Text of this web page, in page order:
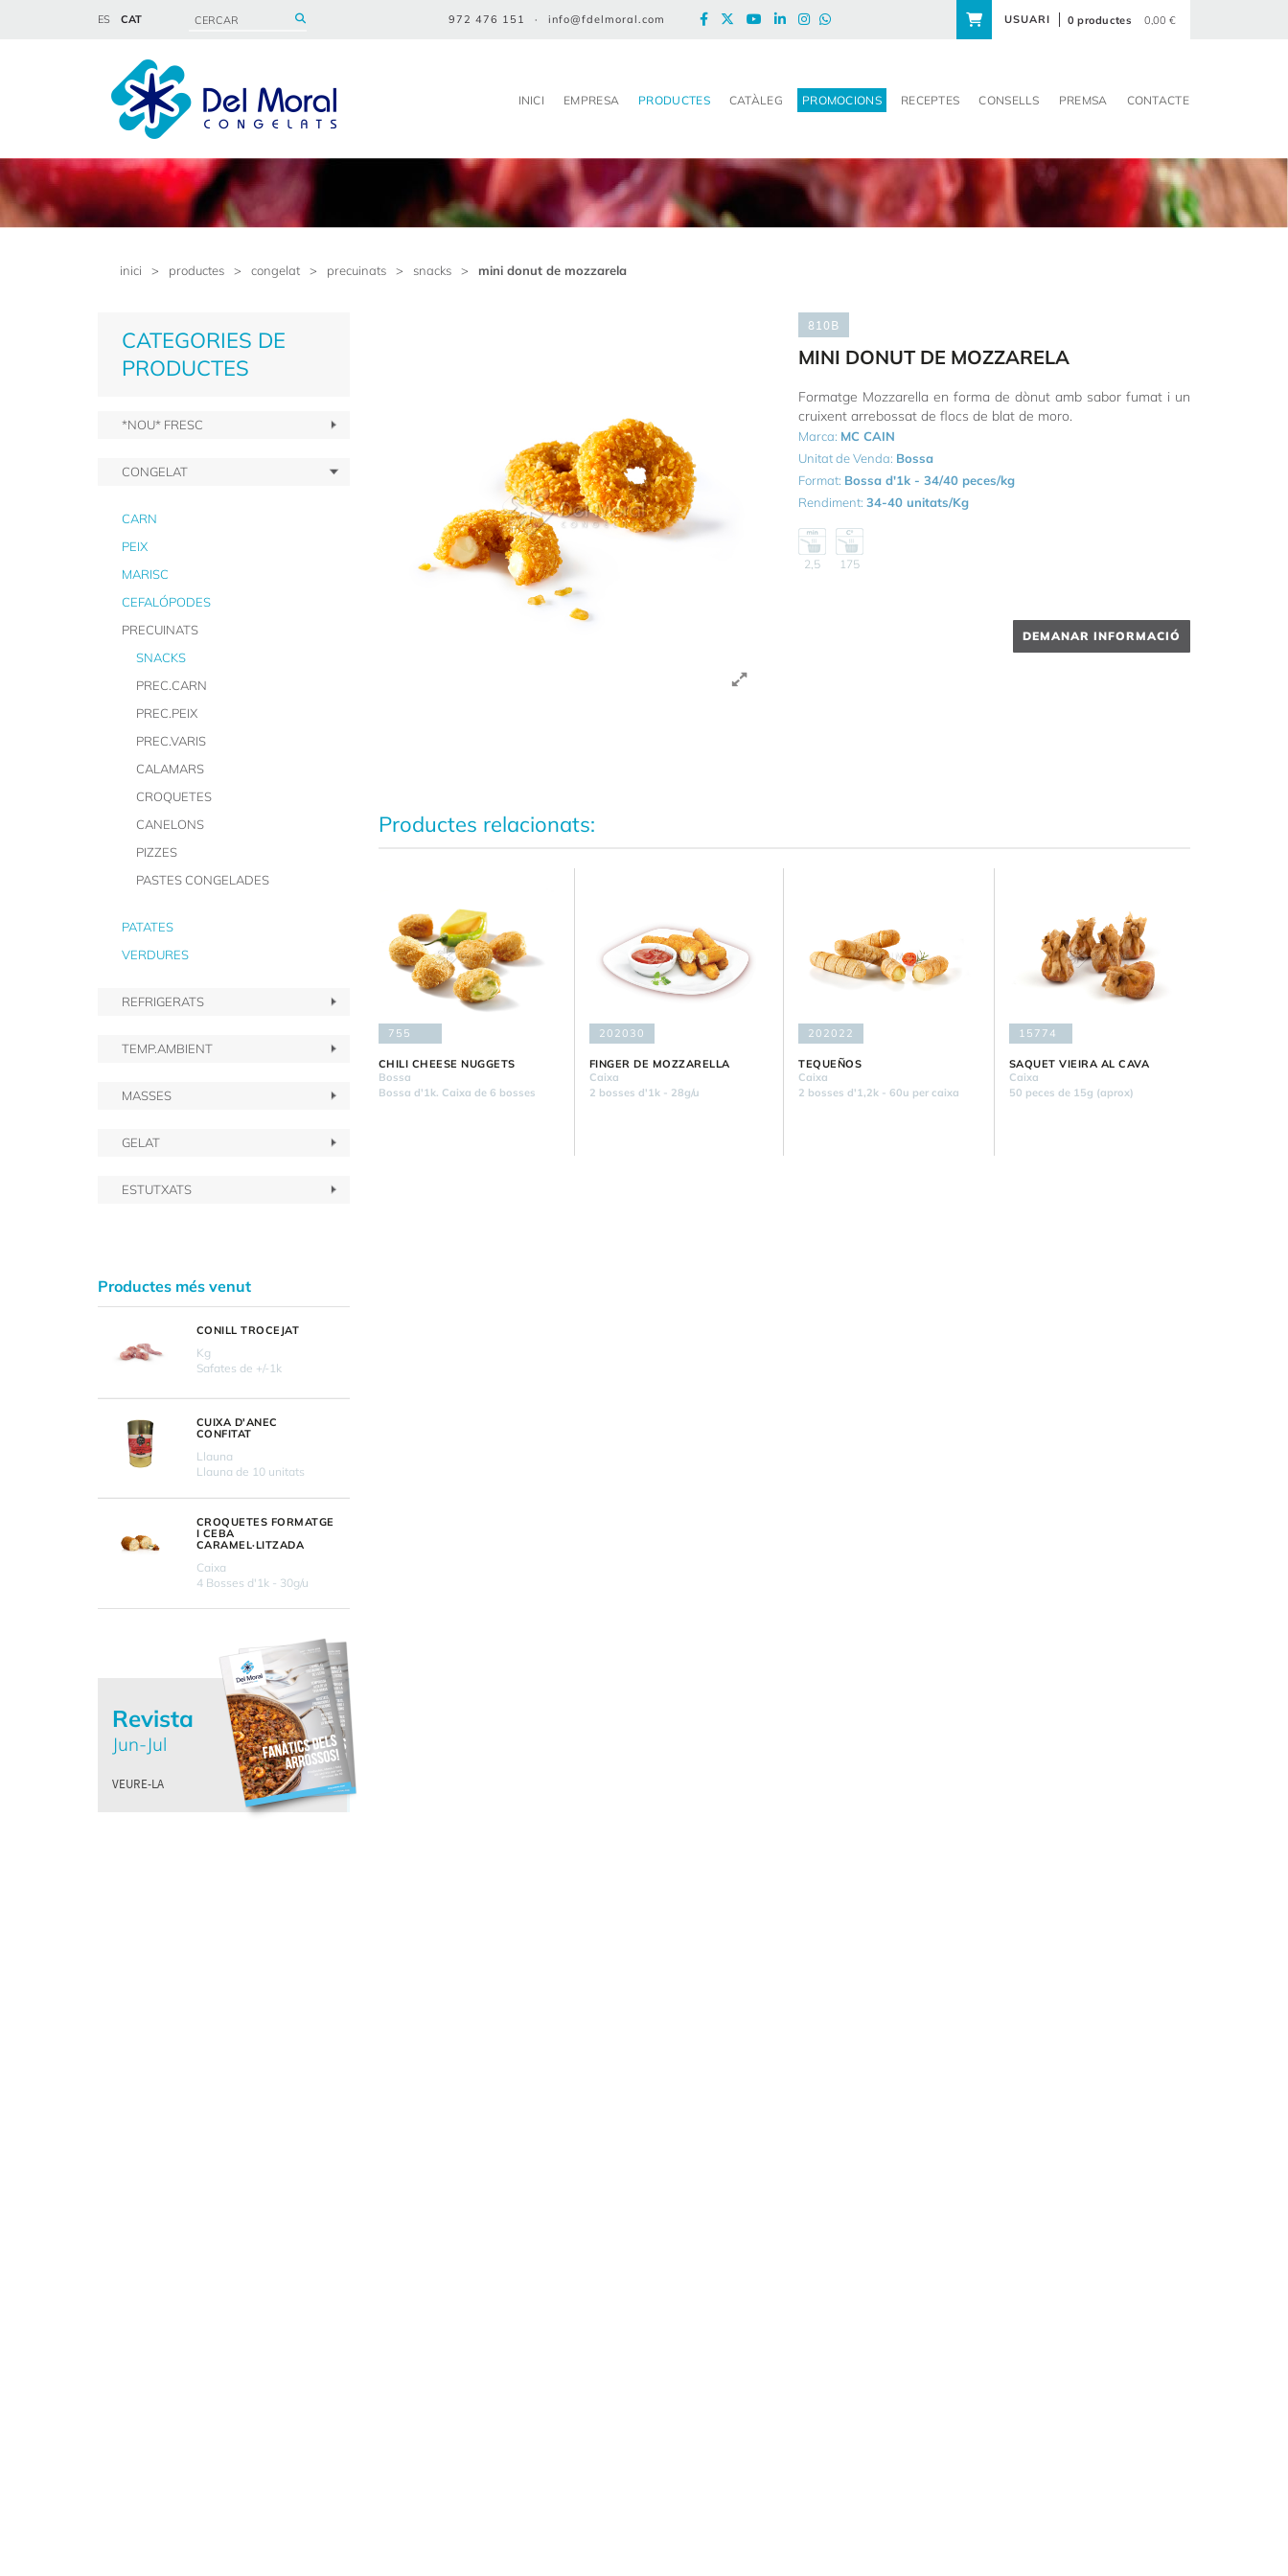
ES CAT 972 476 151 · info@fdelmoral.com USUARI 0 productes 0,00 €
INICI EMPRESA PRODUCTES CATÀLEG PROMOCIONS RECEPTES CONSELLS PREMSA CONTACTE
inici > productes > congelat > precuinats > snacks > mini donut de mozzarela
CATEGORIES DE
PRODUCTES
*NOU* FRESC
CONGELAT
CARN
PEIX
MARISC
CEFALÓPODES
PRECUINATS
SNACKS
PREC.CARN
PREC.PEIX
PREC.VARIS
CALAMARS
CROQUETES
CANELONS
PIZZES
PASTES CONGELADES
PATATES
VERDURES
REFRIGERATS
TEMP.AMBIENT
MASSES
GELAT
ESTUTXATS
Productes més venut
CONILL TROCEJAT
Kg
Safates de +/-1k
CUIXA D'ANEC
CONFITAT
Llauna
Llauna de 10 unitats
CROQUETES FORMATGE
I CEBA
CARAMEL·LITZADA
Caixa
4 Bosses d'1k - 30g/u
Revista
Jun-Jul
VEURE-LA
810B
MINI DONUT DE MOZZARELA
Formatge Mozzarella en forma de dònut amb sabor fumat i un
cruixent arrebossat de flocs de blat de moro.
Marca: MC CAIN
Unitat de Venda: Bossa
Format: Bossa d'1k - 34/40 peces/kg
Rendiment:34-40 unitats/Kg
2,5 175
DEMANAR INFORMACIÓ
Productes relacionats:
755
CHILI CHEESE NUGGETS
Bossa
Bossa d'1k. Caixa de 6 bosses
202030
FINGER DE MOZZARELLA
Caixa
2 bosses d'1k - 28g/u
202022
TEQUEÑOS
Caixa
2 bosses d'1,2k - 60u per caixa
15774
SAQUET VIEIRA AL CAVA
Caixa
50 peces de 15g (aprox)